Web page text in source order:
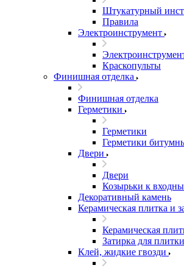
Штукатурный
Правила
Электроинструмент
Краскопульты
Финишная отделка
Финишная отделка
Герметики
Герметики
Герметики
Двери
Двери
Козырьки к
Декоративный камень
Керамическая плитка и
Керамическая
Затирка для плитки
Клей, жидкие гвозди